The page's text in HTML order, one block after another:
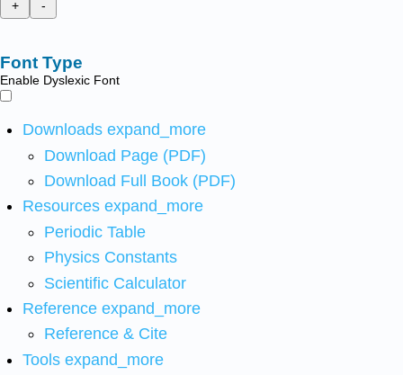
+
-
Font Type
Enable Dyslexic Font
Downloads expand_more
Download Page (PDF)
Download Full Book (PDF)
Resources expand_more
Periodic Table
Physics Constants
Scientific Calculator
Reference expand_more
Reference & Cite
Tools expand_more